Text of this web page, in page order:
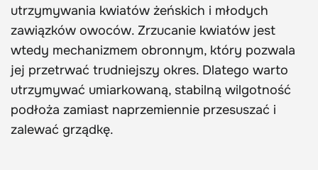
utrzymywania kwiatów żeńskich i młodych
zawiązków owoców. Zrzucanie kwiatów jest
wtedy mechanizmem obronnym, który pozwala
jej przetrwać trudniejszy okres. Dlatego warto
utrzymywać umiarkowaną, stabilną wilgotność
podłoża zamiast naprzemiennie przesuszać i
zalewać grządkę.